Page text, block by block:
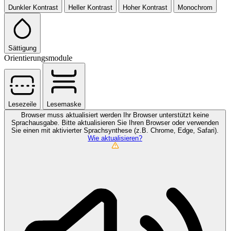
Dunkler Kontrast Heller Kontrast Hoher Kontrast Monochrom
Sättigung
Orientierungsmodule
Lesezeile
Lesemaske
Browser muss aktualisiert werden
Ihr Browser unterstützt keine
Sprachausgabe. Bitte aktualisieren Sie Ihren Browser oder verwenden
Sie einen mit aktivierter Sprachsynthese (z.B. Chrome, Edge, Safari).
Wie aktualisieren?